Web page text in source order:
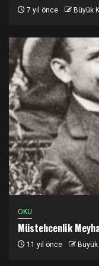
7 yıl önce Büyük
OKU
Müstehcenlik
11 yıl önce